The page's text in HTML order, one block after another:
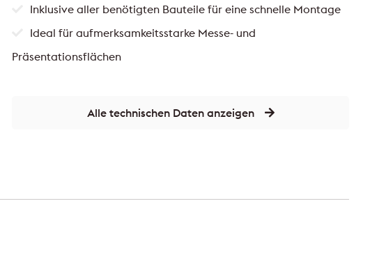
Inklusive aller benötigten Bauteile für eine schnelle Montage
Ideal für aufmerksamkeitsstarke Messe- und
Präsentationsflächen
Alle technischen Daten anzeigen